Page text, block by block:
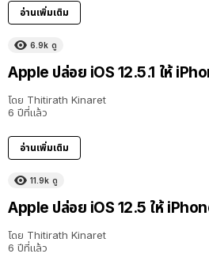
อ่านเพิ่มเติม
6.9k ดู
Apple ปล่อย iOS 12.5.1 ให้
โดย Thitirath Kinaret
6 ปีที่แล้ว
อ่านเพิ่มเติม
11.9k ดู
Apple ปล่อย iOS 12.5 ให้
โดย Thitirath Kinaret
6 ปีที่แล้ว